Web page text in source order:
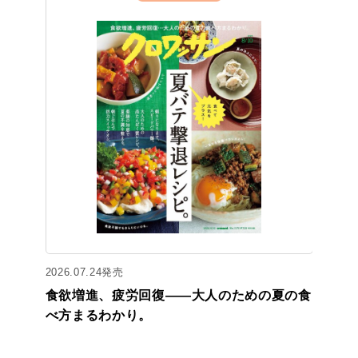
2026.07.24発売
食欲増進、疲労回復——大人のための夏の食
べ方まるわかり。